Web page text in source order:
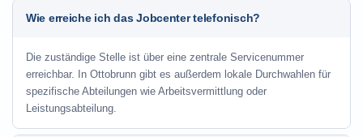
Wie erreiche ich das Jobcenter telefonisch?
Die zuständige Stelle ist über eine zentrale Servicenummer
erreichbar. In Ottobrunn gibt es außerdem lokale Durchwahlen für
spezifische Abteilungen wie Arbeitsvermittlung oder
Leistungsabteilung.